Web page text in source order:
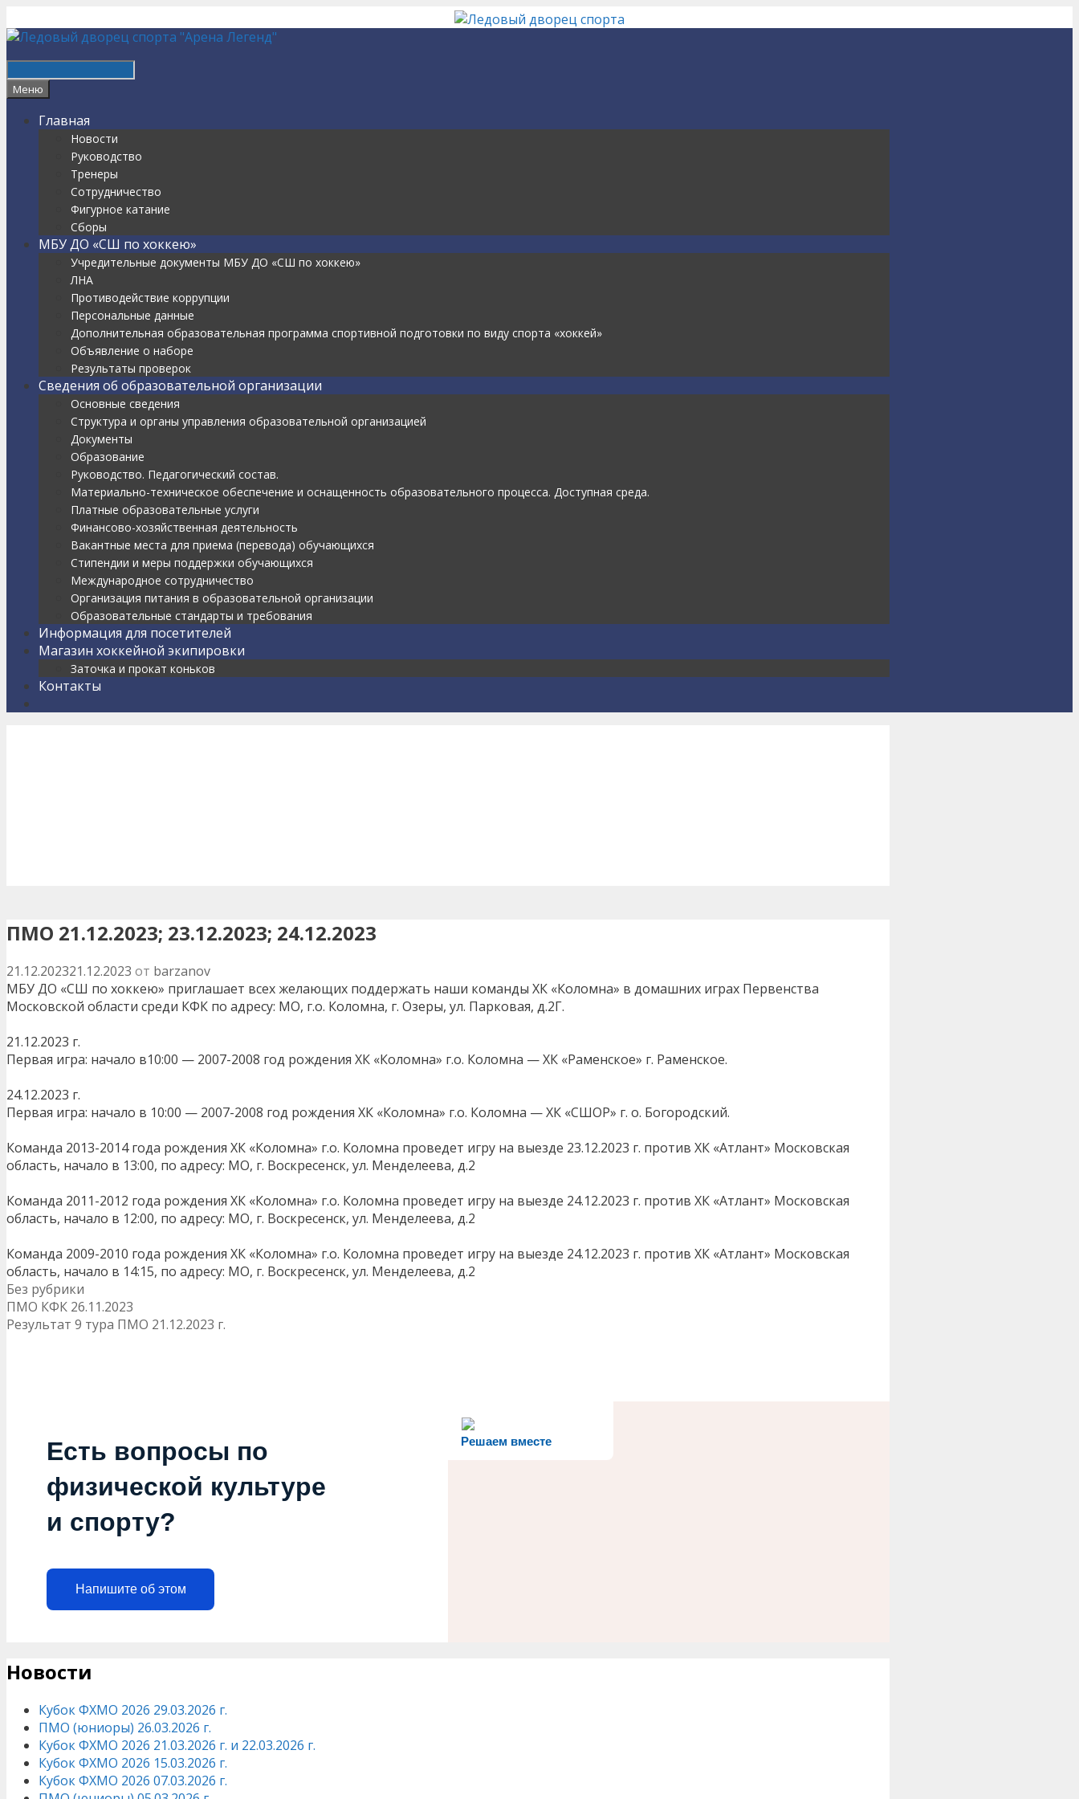
Перейти
Найти
Меню
Главная
Новости
Руководство
Тренеры
Сотрудничество
Фигурное катание
Сборы
МБУ ДО «СШ по хоккею»
Учредительные документы МБУ ДО «СШ по хоккею»
ЛНА
Противодействие коррупции
Персональные данные
Дополнительная образовательная программа спортивной подготовки по виду спорта «хоккей»
Объявление о наборе
Результаты проверок
Сведения об образовательной организации
Основные сведения
Структура и органы управления образовательной организацией
Документы
Образование
Руководство. Педагогический состав.
Материально-техническое обеспечение и оснащенность образовательного процесса. Доступная среда.
Платные образовательные услуги
Финансово-хозяйственная деятельность
Вакантные места для приема (перевода) обучающихся
Стипендии и меры поддержки обучающихся
Международное сотрудничество
Организация питания в образовательной организации
Образовательные стандарты и требования
Информация для посетителей
Магазин хоккейной экипировки
Заточка и прокат коньков
Контакты
ПМО 21.12.2023; 23.12.2023; 24.12.2023
21.12.202321.12.2023 от barzanov
МБУ ДО «СШ по хоккею» приглашает всех желающих поддержать наши команды ХК «Коломна» в домашних играх Первенства
Московской области среди КФК по адресу: МО, г.о. Коломна, г. Озеры, ул. Парковая, д.2Г.
21.12.2023 г.
Первая игра: начало в10:00 — 2007-2008 год рождения ХК «Коломна» г.о. Коломна — ХК «Раменское» г. Раменское.
24.12.2023 г.
Первая игра: начало в 10:00 — 2007-2008 год рождения ХК «Коломна» г.о. Коломна — ХК «СШОР» г. о. Богородский.
Команда 2013-2014 года рождения ХК «Коломна» г.о. Коломна проведет игру на выезде 23.12.2023 г. против ХК «Атлант» Московская
область, начало в 13:00, по адресу: МО, г. Воскресенск, ул. Менделеева, д.2
Команда 2011-2012 года рождения ХК «Коломна» г.о. Коломна проведет игру на выезде 24.12.2023 г. против ХК «Атлант» Московская
область, начало в 12:00, по адресу: МО, г. Воскресенск, ул. Менделеева, д.2
Команда 2009-2010 года рождения ХК «Коломна» г.о. Коломна проведет игру на выезде 24.12.2023 г. против ХК «Атлант» Московская
область, начало в 14:15, по адресу: МО, г. Воскресенск, ул. Менделеева, д.2
Рубрики
Без рубрики
Навигация
записи
ПМО КФК 26.11.2023
Результат 9 тура ПМО 21.12.2023 г.
Решаем вместе
Есть вопросы по
физической культуре
и спорту?
Напишите об этом
Новости
Кубок ФХМО 2026 29.03.2026 г.
ПМО (юниоры) 26.03.2026 г.
Кубок ФХМО 2026 21.03.2026 г. и 22.03.2026 г.
Кубок ФХМО 2026 15.03.2026 г.
Кубок ФХМО 2026 07.03.2026 г.